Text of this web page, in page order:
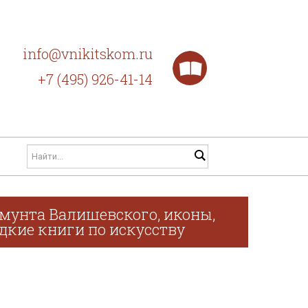
info@vnikitskom.ru
+7 (495) 926-41-14
Валишевского, иконы,
книги по искусству